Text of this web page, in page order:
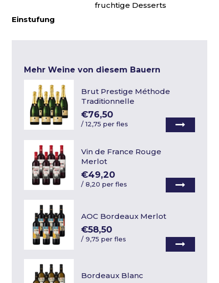
fruchtige Desserts
Einstufung
Mehr Weine von diesem Bauern
Brut Prestige Méthode
Traditionnelle
€76,50
/12,75 per fles
Vin de France Rouge
Merlot
€49,20
/8,20 per fles
AOC Bordeaux Merlot
€58,50
/9,75 per fles
Bordeaux Blanc